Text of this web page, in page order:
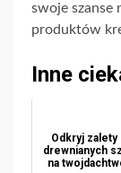
swoje szanse
produktów
Inne
Odkryj
drewnianych
na